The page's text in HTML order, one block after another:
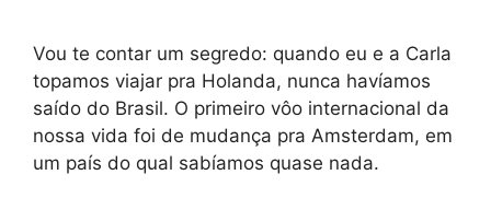
Vou te contar um segredo: quando eu e a Carla
topamos viajar pra Holanda, nunca havíamos
saído do Brasil. O primeiro vôo internacional da
nossa vida foi de mudança pra Amsterdam, em
um país do qual sabíamos quase nada.